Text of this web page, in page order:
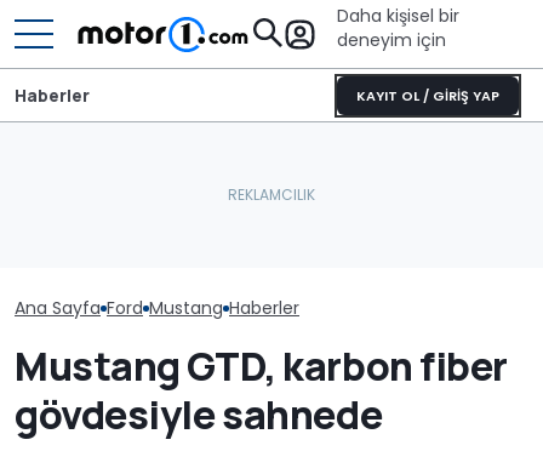
Daha kişisel bir
deneyim için
KAYIT OL / GİRİŞ YAP
Haberler
Ana Sayfa Ford Mustang Haberler
Mustang GTD, karbon fiber
gövdesiyle sahnede